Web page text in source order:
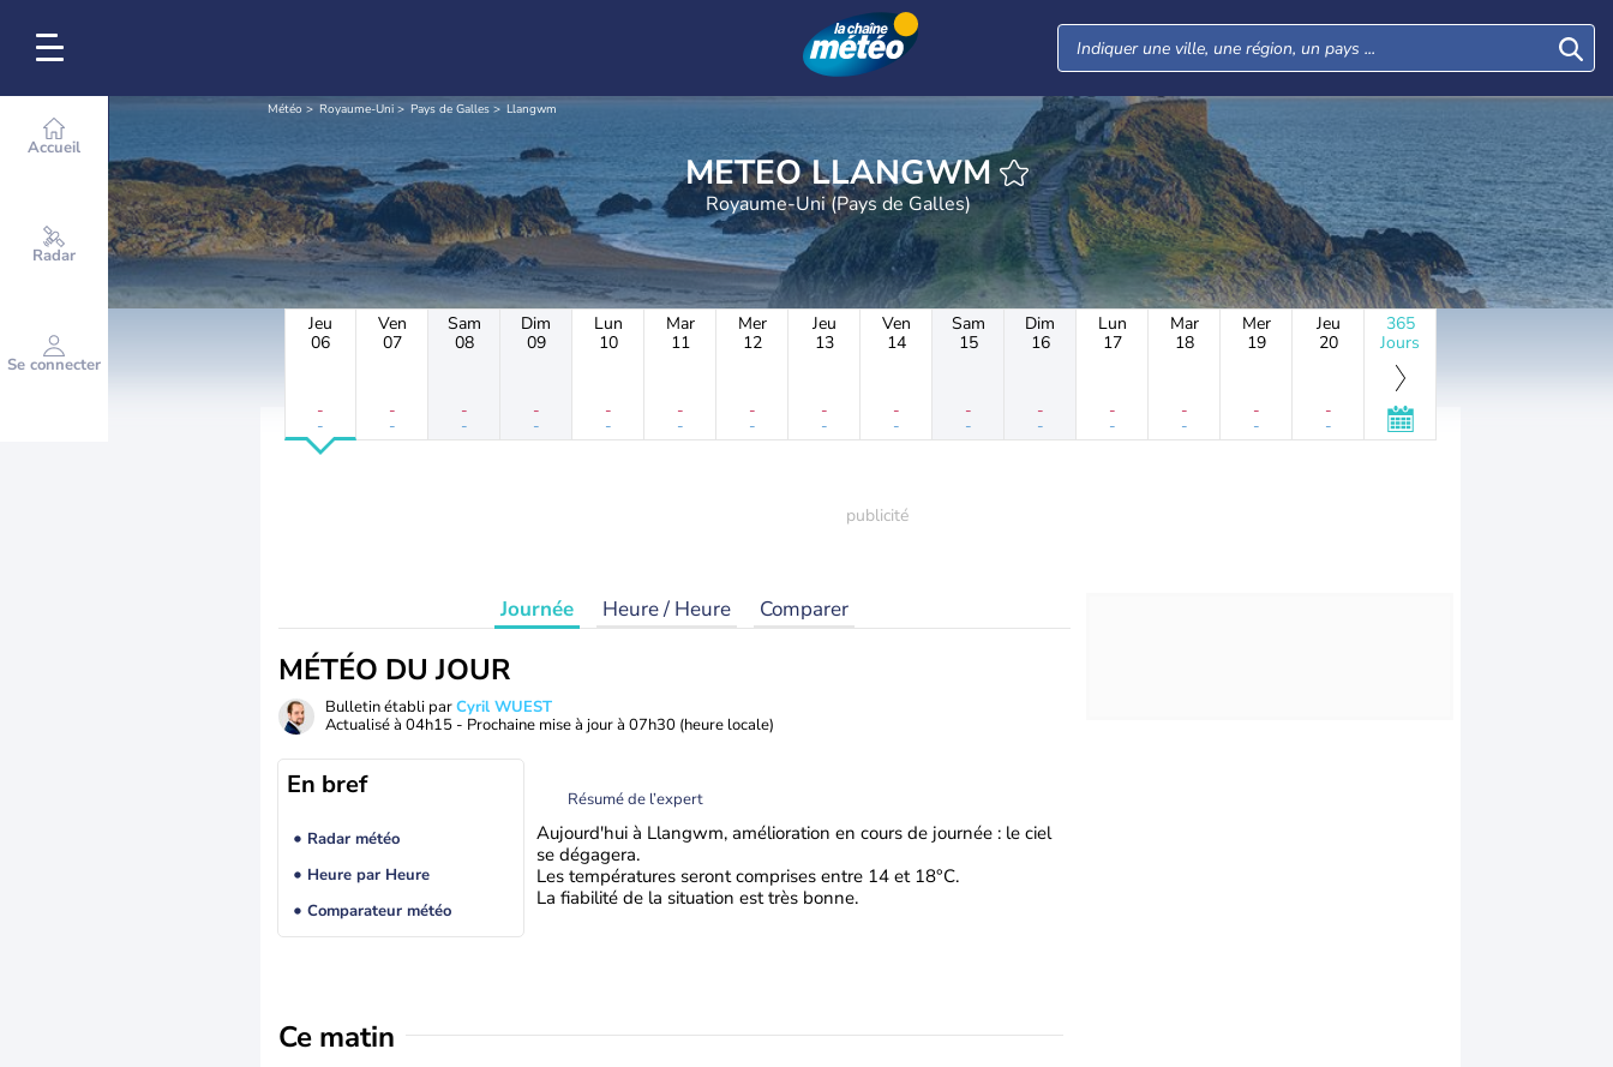
Accueil
Radar
Se connecter
Météo Royaume-Uni Pays de Galles Llangwm
METEO LLANGWM
Royaume-Uni (Pays de Galles)
Jeu
06
-
-
Ven
07
-
-
Sam
08
-
-
Dim
09
-
-
Lun
10
-
-
Mar
11
-
-
Mer
12
-
-
Jeu
13
-
-
Ven
14
-
-
Sam
15
-
-
Dim
16
-
-
Lun
17
-
-
Mar
18
-
-
Mer
19
-
-
Jeu
20
-
-
365
Jours
Journée Heure / Heure Comparer
MÉTÉO DU JOUR
Bulletin établi parCyril WUEST
Actualisé à 04h15 - Prochaine mise à jour à 07h30 (heure locale)
En bref
Radar météo
Heure par Heure
Comparateur météo
Résumé de l’expert
Aujourd'hui à Llangwm, amélioration en cours de journée : le ciel
se dégagera.
Les températures seront comprises entre 14 et 18°C.
La fiabilité de la situation est très bonne.
Ce matin